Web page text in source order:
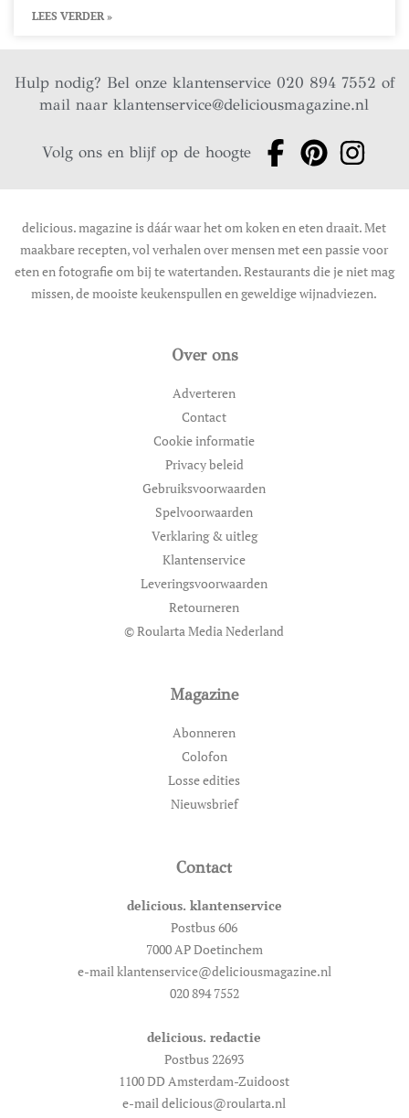
LEES VERDER »
Hulp nodig? Bel onze klantenservice 020 894 7552 of
mail naarklantenservice@deliciousmagazine.nl
Volg ons en blijf op de hoogte
delicious. magazine is dáár waar het om koken en eten draait. Met
maakbare recepten, vol verhalen over mensen met een passie voor
eten en fotografie om bij te watertanden. Restaurants die je niet mag
missen, de mooiste keukenspullen en geweldige wijnadviezen.
Over ons
Adverteren
Contact
Cookie informatie
Privacy beleid
Gebruiksvoorwaarden
Spelvoorwaarden
Verklaring & uitleg
Klantenservice
Leveringsvoorwaarden
Retourneren
© Roularta Media Nederland
Magazine
Abonneren
Colofon
Losse edities
Nieuwsbrief
Contact
delicious. klantenservice
Postbus 606
7000 AP Doetinchem
e-mail klantenservice@deliciousmagazine.nl
020 894 7552
delicious. redactie
Postbus 22693
1100 DD Amsterdam-Zuidoost
e-mail delicious@roularta.nl